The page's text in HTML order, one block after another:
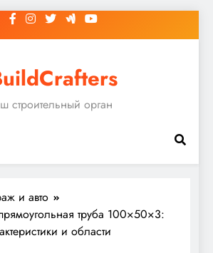
строительный орган
и авто
труба 100×50×3:
и области